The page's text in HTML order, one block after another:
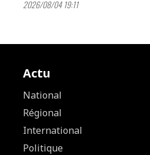
2026/08/04 19:11
Actu
National
Régional
International
Politique